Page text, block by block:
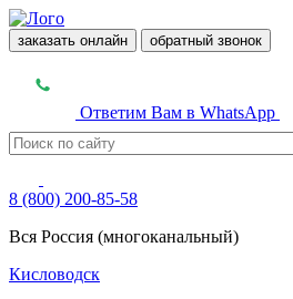
заказать онлайн обратный звонок
Ответим Вам в WhatsApp
8 (800) 200-85-58
Вся Россия (многоканальный)
Кисловодск